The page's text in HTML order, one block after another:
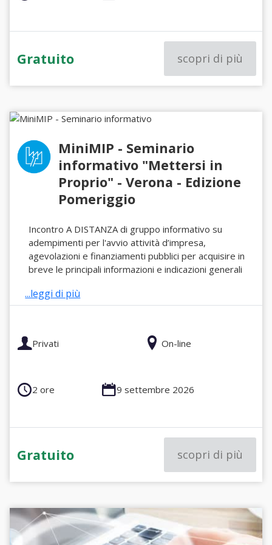
Gratuito scopri di più
MiniMIP - Seminario
informativo "Mettersi in
Proprio" - Verona - Edizione
Pomeriggio
Incontro A DISTANZA di gruppo informativo su
adempimenti per l'avvio attività d’impresa,
agevolazioni e finanziamenti pubblici per acquisire in
breve le principali informazioni e indicazioni generali
...leggi di più
Privati On-line
2 ore 9 settembre 2026
Gratuito scopri di più